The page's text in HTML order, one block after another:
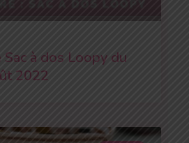
Sac à dos Loopy du
2022